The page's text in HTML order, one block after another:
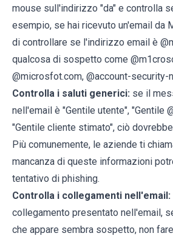
mouse sull'indirizzo "da" e controlla
esempio, se hai ricevuto un'email da
di controllare se l'indirizzo email è
qualcosa di sospetto come
@microsfot.com, @account-security-
Controlla i saluti generici: se il
nell'email è "Gentile utente", "Gentile
"Gentile cliente stimato", ciò
Più comunemente, le aziende ti
mancanza di queste informazioni
tentativo di phishing.
Controlla i collegamenti nell'email:
collegamento presentato nell'email,
che appare sembra sospetto, non